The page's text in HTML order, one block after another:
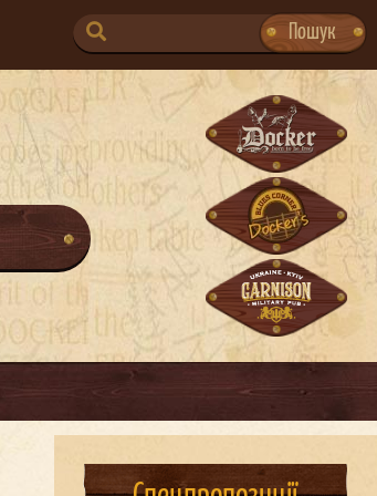
SEARCH
FOR:
Пошук